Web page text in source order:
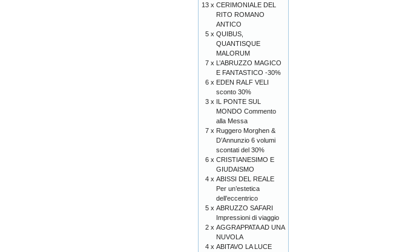
13 x CERIMONIALE DEL
RITO ROMANO
ANTICO
5 x QUIBUS,
QUANTISQUE
MALORUM
7 x L’ABRUZZO MAGICO
E FANTASTICO -30%
6 x EDEN RALF VELI
sconto 30%
3 x IL PONTE SUL
MONDO Commento
alla Messa
7 x Ruggero Morghen &
D’Annunzio 6 volumi
scontati del 30%
6 x CRISTIANESIMO E
GIUDAISMO
4 x ABISSI DEL REALE
Per un’estetica
dell’eccentrico
5 x ABRUZZO SAFARI
Impressioni di viaggio
2 x AGGRAPPATA AD UNA
NUVOLA
4 x ABITAVO LA LUCE